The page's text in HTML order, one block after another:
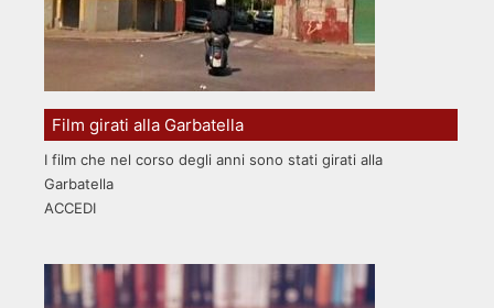
Film girati alla Garbatella
I film che nel corso degli anni sono stati girati alla
Garbatella
ACCEDI